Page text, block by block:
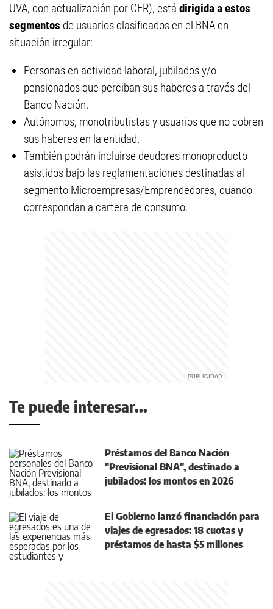
UVA, con actualización por CER), está dirigida a estos
segmentos de usuarios clasificados en el BNA en
situación irregular:
Personas en actividad laboral, jubilados y/o
pensionados que perciban sus haberes a través del
Banco Nación.
Autónomos, monotributistas y usuarios que no cobren
sus haberes en la entidad.
También podrán incluirse deudores monoproducto
asistidos bajo las reglamentaciones destinadas al
segmento Microempresas/Emprendedores, cuando
correspondan a cartera de consumo.
Te puede interesar...
Préstamos del Banco Nación
"Previsional BNA", destinado a
jubilados: los montos en 2026
El Gobierno lanzó financiación para
viajes de egresados: 18 cuotas y
préstamos de hasta $5 millones